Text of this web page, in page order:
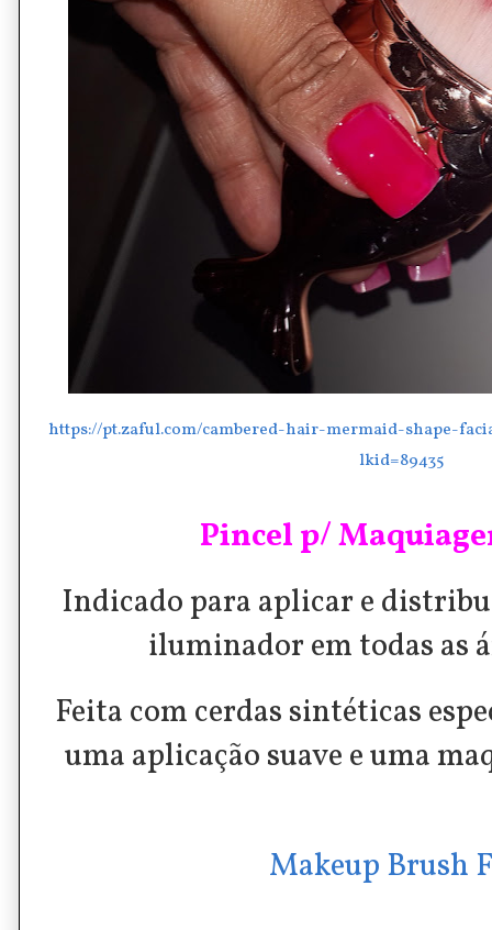
https://pt.zaful.com/cambered-hair-mermaid-shape-
lkid=89435
Pincel p/
Indicado para aplicar e
iluminador em todas as
Feita com cerdas sintéticas
uma aplicação suave e uma
Makeup Brush